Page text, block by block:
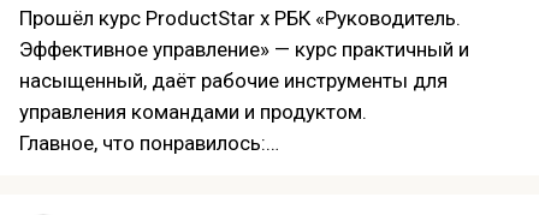
Прошёл курс ProductStar х РБК «Руководитель.
Эффективное управление» — курс практичный и
насыщенный, даёт рабочие инструменты для
управления командами и продуктом.
Главное, что понравилось: